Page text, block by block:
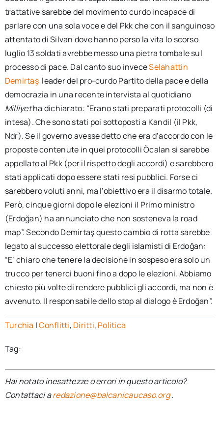
trattative sarebbe del movimento curdo incapace di
parlare con una sola voce e del Pkk che con il sanguinoso
attentato di Silvan dove hanno perso la vita lo scorso
luglio 13 soldati avrebbe messo una pietra tombale sul
processo di pace. Dal canto suo inveceSelahattin
Demirtaş leader del pro-curdo Partito della pace e della
democrazia in una recente intervista al quotidiano
Milliyetha dichiarato: “Erano stati preparati protocolli (di
intesa). Che sono stati poi sottoposti a Kandil (il Pkk,
Ndr). Se il governo avesse detto che era d’accordo con le
proposte contenute in quei protocolli Öcalan si sarebbe
appellato al Pkk (per il rispetto degli accordi) e sarebbero
stati applicati dopo essere stati resi pubblici. Forse ci
sarebbero voluti anni, ma l’obiettivo era il disarmo totale.
Però, cinque giorni dopo le elezioni il Primo ministro
(Erdoğan) ha annunciato che non sosteneva la road
map”. Secondo Demirtaş questo cambio di rotta sarebbe
legato al successo elettorale degli islamisti di Erdoğan:
“E’ chiaro che tenere la decisione in sospeso era solo un
trucco per tenerci buoni fino a dopo le elezioni. Abbiamo
chiesto più volte di rendere pubblici gli accordi, ma non è
avvenuto. Il responsabile dello stop al dialogo è Erdoğan”.
Turchia |Conflitti, Diritti, Politica
Tag:
Hai notato inesattezze o errori in questo articolo?
Contattaci aredazione@balcanicaucaso.org.